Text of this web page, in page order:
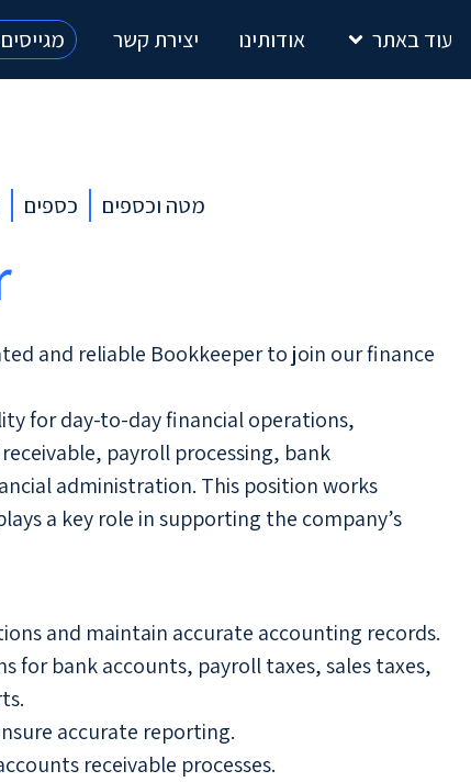
עוד באתר אודותינו יצירת קשר
כספים מטה וכספים
and reliable Bookkeeper to join our finance
for day-to-day financial operations,
payroll processing, bank
administration. This position works
a key role in supporting the company’s
and maintain accurate accounting records.
for bank accounts, payroll taxes, sales taxes,
accurate reporting.
receivable processes.